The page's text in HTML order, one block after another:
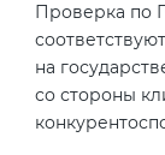
Проверка по
на
со стороны